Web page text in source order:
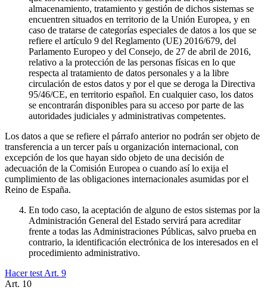
almacenamiento, tratamiento y gestión de dichos sistemas se
encuentren situados en territorio de la Unión Europea, y en
caso de tratarse de categorías especiales de datos a los que se
refiere el artículo 9 del Reglamento (UE) 2016/679, del
Parlamento Europeo y del Consejo, de 27 de abril de 2016,
relativo a la protección de las personas físicas en lo que
respecta al tratamiento de datos personales y a la libre
circulación de estos datos y por el que se deroga la Directiva
95/46/CE, en territorio español. En cualquier caso, los datos
se encontrarán disponibles para su acceso por parte de las
autoridades judiciales y administrativas competentes.
Los datos a que se refiere el párrafo anterior no podrán ser objeto de
transferencia a un tercer país u organización internacional, con
excepción de los que hayan sido objeto de una decisión de
adecuación de la Comisión Europea o cuando así lo exija el
cumplimiento de las obligaciones internacionales asumidas por el
Reino de España.
En todo caso, la aceptación de alguno de estos sistemas por la
Administración General del Estado servirá para acreditar
frente a todas las Administraciones Públicas, salvo prueba en
contrario, la identificación electrónica de los interesados en el
procedimiento administrativo.
Hacer test Art. 9
Art. 10